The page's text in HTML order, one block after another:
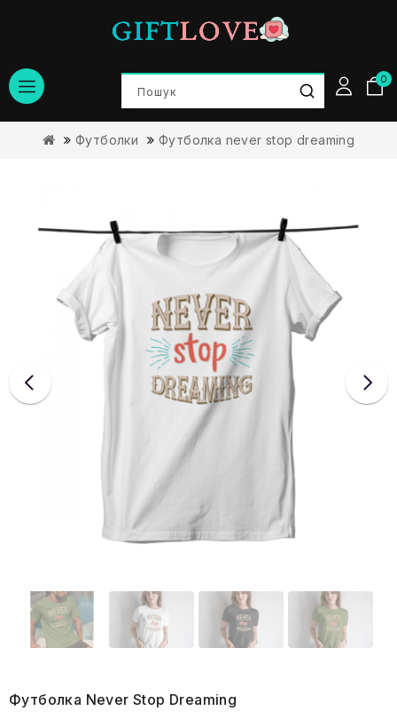
0
Футболки Футболка never stop dreaming
Футболка Never Stop Dreaming